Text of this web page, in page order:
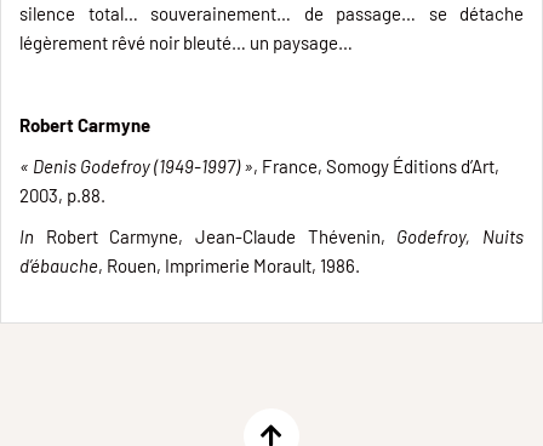
silence total… souverainement… de passage… se détache
légèrement rêvé noir bleuté… un paysage…
Robert Carmyne
« Denis Godefroy (1949-1997) », France, Somogy Éditions d’Art,
2003, p.88.
In Robert Carmyne, Jean-Claude Thévenin, Godefroy, Nuits
d’ébauche, Rouen, Imprimerie Morault, 1986.